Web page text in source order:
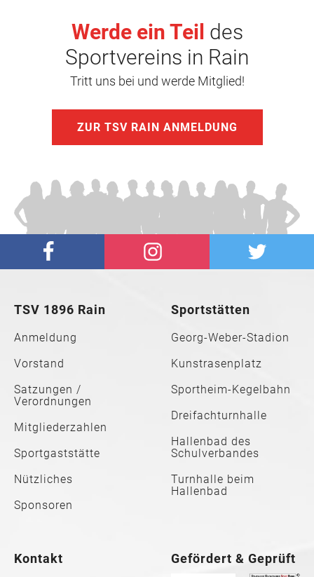
Werde ein Teil des
Sportvereins in Rain
Tritt uns bei und werde Mitglied!
ZUR TSV RAIN ANMELDUNG
TSV 1896 Rain
Anmeldung
Vorstand
Satzungen /
Verordnungen
Mitgliederzahlen
Sportgaststätte
Nützliches
Sponsoren
Sportstätten
Georg-Weber-Stadion
Kunstrasenplatz
Sportheim-Kegelbahn
Dreifachturnhalle
Hallenbad des
Schulverbandes
Turnhalle beim
Hallenbad
Kontakt
Gefördert & Geprüft